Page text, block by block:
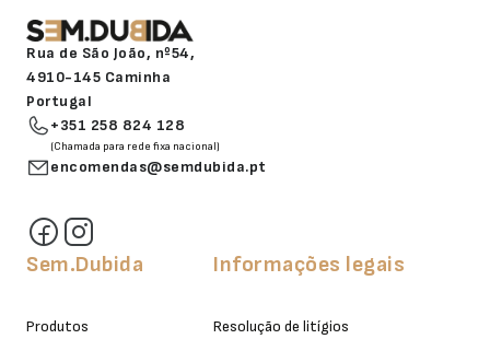
Rua de São João, nº54,
4910-145 Caminha
Portugal
+351 258 824 128
(Chamada para rede fixa nacional)
encomendas@semdubida.pt
Sem.Dubida
Produtos
Informações legais
Resolução de litígios